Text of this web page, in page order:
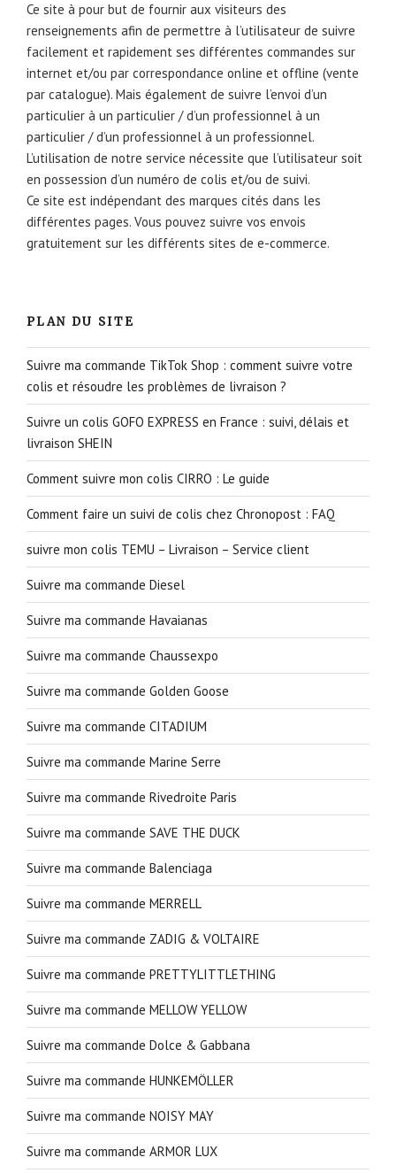
Ce site à pour but de fournir aux visiteurs des
renseignements afin de permettre à l’utilisateur de suivre
facilement et rapidement ses différentes commandes sur
internet et/ou par correspondance online et offline (vente
par catalogue). Mais également de suivre l’envoi d’un
particulier à un particulier / d’un professionnel à un
particulier / d’un professionnel à un professionnel.
L’utilisation de notre service nécessite que l’utilisateur soit
en possession d’un numéro de colis et/ou de suivi.
Ce site est indépendant des marques cités dans les
différentes pages. Vous pouvez suivre vos envois
gratuitement sur les différents sites de e-commerce.
PLAN DU SITE
Suivre ma commande TikTok Shop : comment suivre votre
colis et résoudre les problèmes de livraison ?
Suivre un colis GOFO EXPRESS en France : suivi, délais et
livraison SHEIN
Comment suivre mon colis CIRRO : Le guide
Comment faire un suivi de colis chez Chronopost : FAQ
suivre mon colis TEMU – Livraison – Service client
Suivre ma commande Diesel
Suivre ma commande Havaianas
Suivre ma commande Chaussexpo
Suivre ma commande Golden Goose
Suivre ma commande CITADIUM
Suivre ma commande Marine Serre
Suivre ma commande Rivedroite Paris
Suivre ma commande SAVE THE DUCK
Suivre ma commande Balenciaga
Suivre ma commande MERRELL
Suivre ma commande ZADIG & VOLTAIRE
Suivre ma commande PRETTYLITTLETHING
Suivre ma commande MELLOW YELLOW
Suivre ma commande Dolce & Gabbana
Suivre ma commande HUNKEMÖLLER
Suivre ma commande NOISY MAY
Suivre ma commande ARMOR LUX